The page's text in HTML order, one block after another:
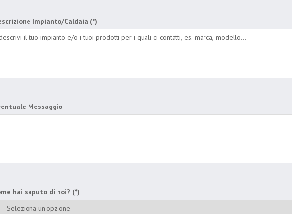
Impianto/Caldaia (*)
Messaggio
hai saputo di noi? (*)